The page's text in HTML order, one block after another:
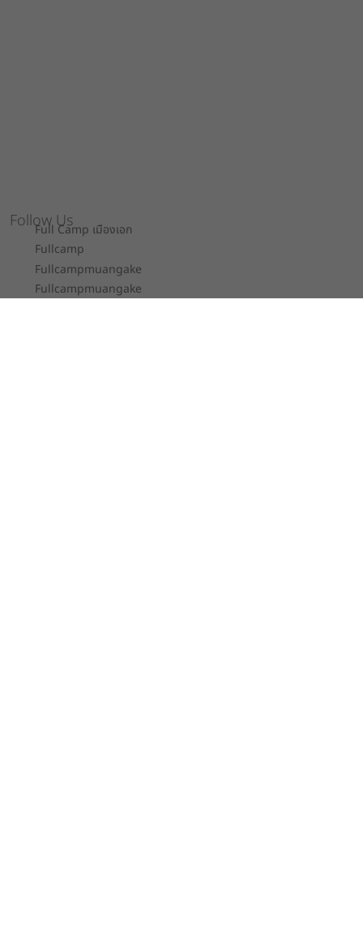
Follow Us
Full Camp เมืองเอก
Fullcamp
Fullcampmuangake
Fullcampmuangake